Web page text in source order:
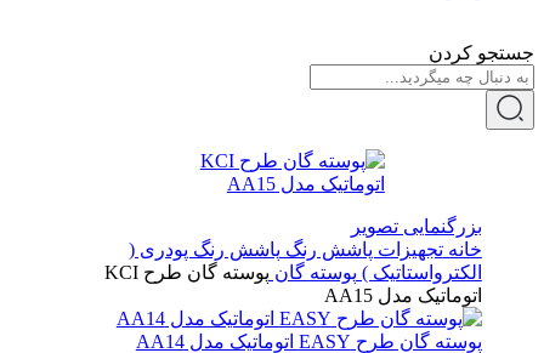
جستجو کردن
بزرگنمایی تصویر
خانهتجهیزات پاشش رنگ پاشش رنگ پودری (
الکترواستاتیک ) پوسته گان
پوسته گان طرح KCI
اتوماتیک مدل AA15
پوسته گان طرح EASY اتوماتیک مدل AA14